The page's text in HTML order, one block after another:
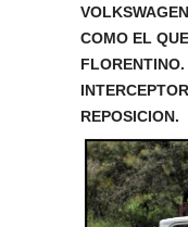
COMO EL
REPOSICION.